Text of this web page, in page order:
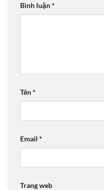
Bình luận*
Tên*
Email *
Trang web